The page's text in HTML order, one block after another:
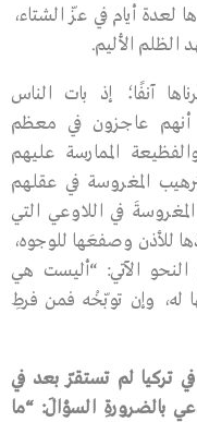
أيام في عزّ الشتاء،
الأليم.
آنفًا؛ إذ بات الناس
أنهم عاجزون في معظم
الممارسة عليهم
المغروسة في عقلهم
في اللاوعي التي
للأذن وصفعَها للوجوه،
النحو الآتي: “أليست هي
له، وإن توبّخْه فمن فرطِ
في تركيا لم تستقرّ بعد في
بالضرورةِ السؤالَ: “ما